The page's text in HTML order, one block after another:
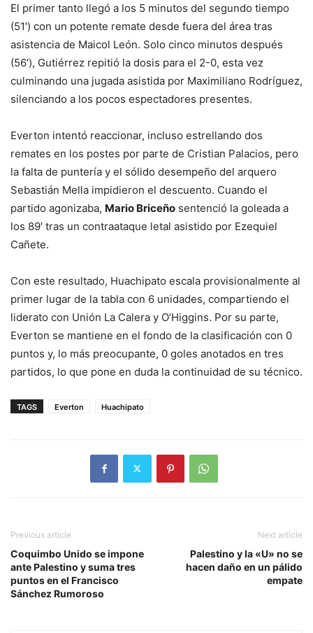
El primer tanto llegó a los 5 minutos del segundo tiempo
(51′) con un potente remate desde fuera del área tras
asistencia de Maicol León. Solo cinco minutos después
(56′), Gutiérrez repitió la dosis para el 2-0, esta vez
culminando una jugada asistida por Maximiliano Rodríguez,
silenciando a los pocos espectadores presentes.
Everton intentó reaccionar, incluso estrellando dos
remates en los postes por parte de Cristian Palacios, pero
la falta de puntería y el sólido desempeño del arquero
Sebastián Mella impidieron el descuento. Cuando el
partido agonizaba, Mario Briceño sentenció la goleada a
los 89′ tras un contraataque letal asistido por Ezequiel
Cañete.
Con este resultado, Huachipato escala provisionalmente al
primer lugar de la tabla con 6 unidades, compartiendo el
liderato con Unión La Calera y O’Higgins. Por su parte,
Everton se mantiene en el fondo de la clasificación con 0
puntos y, lo más preocupante, 0 goles anotados en tres
partidos, lo que pone en duda la continuidad de su técnico.
TAGS Everton Huachipato
Previous article
Coquimbo Unido se impone
ante Palestino y suma tres
puntos en el Francisco
Sánchez Rumoroso
Next article
Palestino y la «U» no se
hacen daño en un pálido
empate